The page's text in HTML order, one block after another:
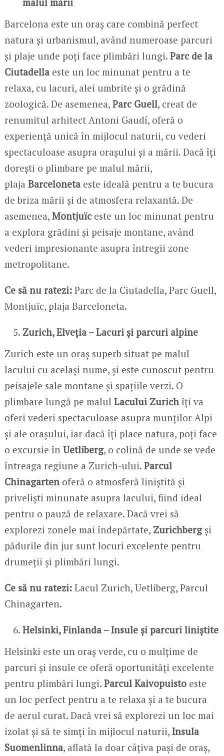
Barcelona este un oraș care combină perfect
natura și urbanismul, având numeroase parcuri
și plaje unde poți face plimbări lungi. Parc de la
Ciutadellaeste un loc minunat pentru a te
relaxa, cu lacuri, alei umbrite și o grădină
zoologică. De asemenea, Parc Guell, creat de
renumitul arhitect Antoni Gaudí, oferă o
experiență unică în mijlocul naturii, cu vederi
spectaculoase asupra orașului și a mării. Dacă îți
dorești o plimbare pe malul mării,
plaja Barcelonetaeste ideală pentru a te bucura
de briza mării și de atmosfera relaxantă. De
asemenea, Montjuïceste un loc minunat pentru
a explora grădini și peisaje montane, având
vederi impresionante asupra întregii zone
metropolitane.
Ce să nu ratezi:Parc de la Ciutadella, Parc Guell,
Montjuïc, plaja Barceloneta.
Zurich, Elveția – Lacuri și parcuri alpine
Zurich este un oraș superb situat pe malul
lacului cu același nume, și este cunoscut pentru
peisajele sale montane și spațiile verzi. O
plimbare lungă pe malul Lacului Zurichîți va
oferi vederi spectaculoase asupra munților Alpi
și ale orașului, iar dacă îți place natura, poți face
o excursie în Uetliberg, o colină de unde se vede
întreaga regiune a Zurich-ului. Parcul
Chinagartenoferă o atmosferă liniștită și
priveliști minunate asupra lacului, fiind ideal
pentru o pauză de relaxare. Dacă vrei să
explorezi zonele mai îndepărtate, Zurichbergși
pădurile din jur sunt locuri excelente pentru
drumeții și plimbări lungi.
Ce să nu ratezi:Lacul Zurich, Uetliberg, Parcul
Chinagarten.
Helsinki, Finlanda – Insule și parcuri liniștite
Helsinki este un oraș verde, cu o mulțime de
parcuri și insule ce oferă oportunități excelente
pentru plimbări lungi. Parcul Kaivopuistoeste
un loc perfect pentru a te relaxa și a te bucura
de aerul curat. Dacă vrei să explorezi un loc mai
izolat și să te simți în mijlocul naturii, Insula
Suomenlinna, aflată la doar câțiva pași de oraș,